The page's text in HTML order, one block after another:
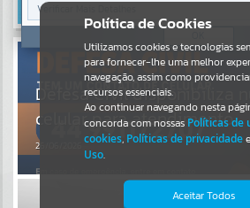
Portais
Por favor, aguarde...
NOTÍCIAS
Por favor, aguarde...
Defesa Civil disponibiliza
celular para atendimento
26/06/2026
Política de Cookies
Utilizamos cookies e tecnologias
para fornecer-lhe uma melhor
navegação, assim como
recursos essenciais.
Ao continuar navegando nesta
concorda com nossas Políticas de
cookies, Políticas de privacidadee
Uso.
Aceitar Todos
Verificar Mais Detalhes